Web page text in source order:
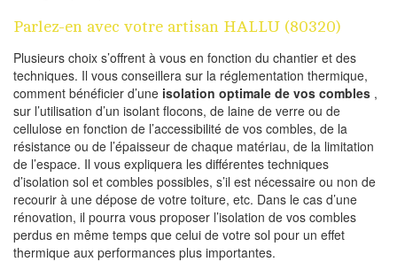
Parlez-en avec votre artisan HALLU (80320)
Plusieurs choix s’offrent à vous en fonction du chantier et des
techniques. Il vous conseillera sur la réglementation thermique,
comment bénéficier d’une isolation optimale de vos combles ,
sur l’utilisation d’un isolant flocons, de laine de verre ou de
cellulose en fonction de l’accessibilité de vos combles, de la
résistance ou de l’épaisseur de chaque matériau, de la limitation
de l’espace. Il vous expliquera les différentes techniques
d’isolation sol et combles possibles, s’il est nécessaire ou non de
recourir à une dépose de votre toiture, etc. Dans le cas d’une
rénovation, il pourra vous proposer l’isolation de vos combles
perdus en même temps que celui de votre sol pour un effet
thermique aux performances plus importantes.